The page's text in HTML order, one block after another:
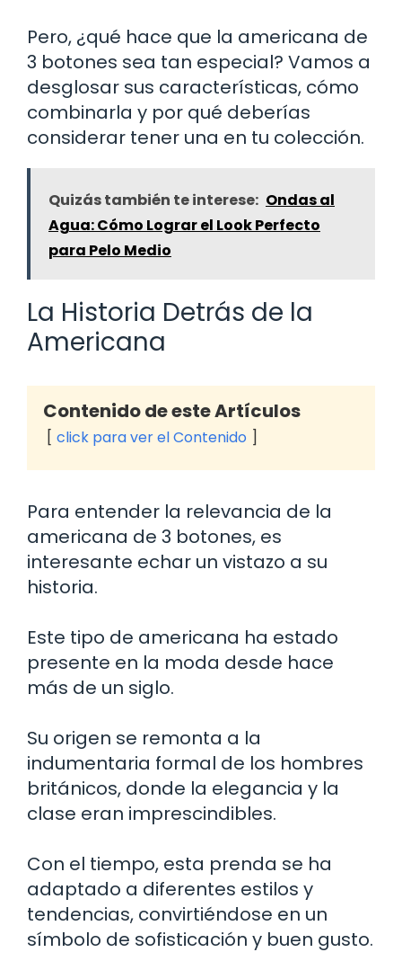
Pero, ¿qué hace que la americana de
3 botones sea tan especial? Vamos a
desglosar sus características, cómo
combinarla y por qué deberías
considerar tener una en tu colección.
Quizás también te interese: Ondas al
Agua: Cómo Lograr el Look Perfecto
para Pelo Medio
La Historia Detrás de la
Americana
Contenido de este Artículos
click para ver el Contenido
Para entender la relevancia de la
americana de 3 botones, es
interesante echar un vistazo a su
historia.
Este tipo de americana ha estado
presente en la moda desde hace
más de un siglo.
Su origen se remonta a la
indumentaria formal de los hombres
británicos, donde la elegancia y la
clase eran imprescindibles.
Con el tiempo, esta prenda se ha
adaptado a diferentes estilos y
tendencias, convirtiéndose en un
símbolo de sofisticación y buen gusto.